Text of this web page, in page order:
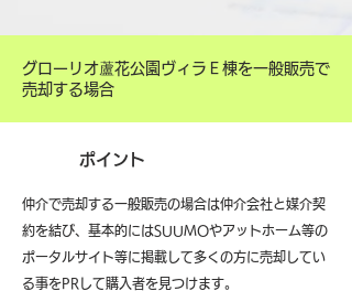
グローリオ蘆花公園ヴィラＥ棟を一般販売で
売却する場合
ポイント
仲介で売却する一般販売の場合は仲介会社と媒介契
約を結び、基本的にはSUUMOやアットホーム等の
ポータルサイト等に掲載して多くの方に売却してい
る事をPRして購入者を見つけます。